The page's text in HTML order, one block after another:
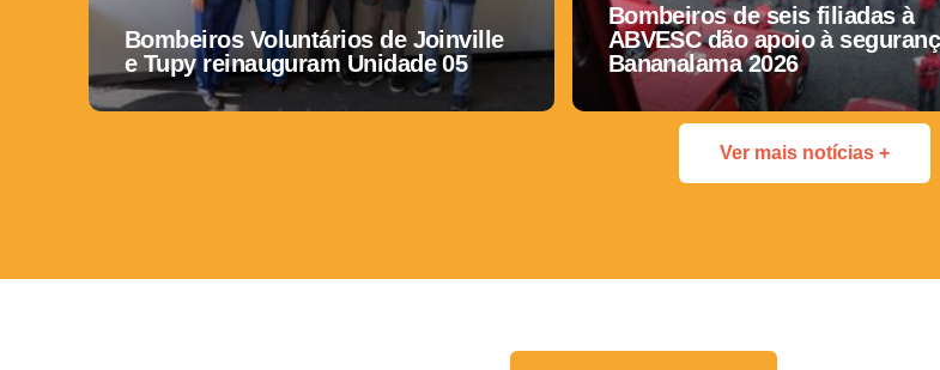
Bombeiros Voluntários de Joinville
e Tupy reinauguram Unidade 05
Bombeiros de seis filiadas à
ABVESC dão apoio à
Bananalama 2026
Ver mais notícias +